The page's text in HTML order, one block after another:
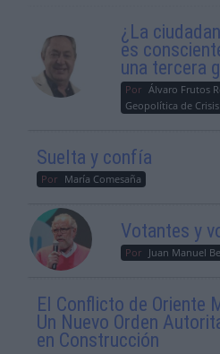
¿La
es
una tercera
Por Álvaro Frutos
Geopolítica de Crisis
Suelta y confía
Por María Comesaña
Votantes y
Por Juan Manuel
El Conflicto de Oriente
Un Nuevo Orden
en Construcción